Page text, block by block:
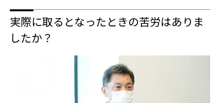
実際に取るとなったときの苦労はありま
したか？